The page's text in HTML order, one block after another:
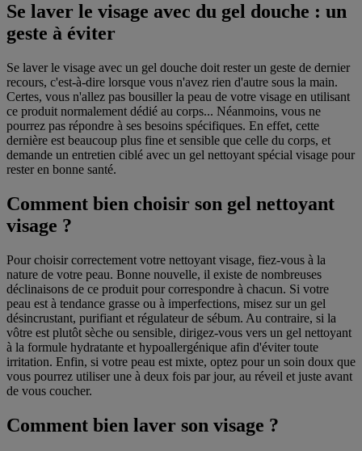
Se laver le visage avec du gel douche : un
geste à éviter
Se laver le visage avec un gel douche doit rester un geste de dernier
recours, c'est-à-dire lorsque vous n'avez rien d'autre sous la main.
Certes, vous n'allez pas bousiller la peau de votre visage en utilisant
ce produit normalement dédié au corps... Néanmoins, vous ne
pourrez pas répondre à ses besoins spécifiques. En effet, cette
dernière est beaucoup plus fine et sensible que celle du corps, et
demande un entretien ciblé avec un gel nettoyant spécial visage pour
rester en bonne santé.
Comment bien choisir son gel nettoyant
visage ?
Pour choisir correctement votre nettoyant visage, fiez-vous à la
nature de votre peau. Bonne nouvelle, il existe de nombreuses
déclinaisons de ce produit pour correspondre à chacun. Si votre
peau est à tendance grasse ou à imperfections, misez sur un gel
désincrustant, purifiant et régulateur de sébum. Au contraire, si la
vôtre est plutôt sèche ou sensible, dirigez-vous vers un gel nettoyant
à la formule hydratante et hypoallergénique afin d'éviter toute
irritation. Enfin, si votre peau est mixte, optez pour un soin doux que
vous pourrez utiliser une à deux fois par jour, au réveil et juste avant
de vous coucher.
Comment bien laver son visage ?